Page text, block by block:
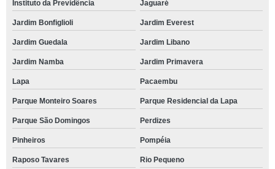
Instituto da Previdência Jaguaré
Jardim Bonfiglioli Jardim Everest
Jardim Guedala Jardim Libano
Jardim Namba Jardim Primavera
Lapa Pacaembu
Parque Monteiro Soares Parque Residencial da Lapa
Parque São Domingos Perdizes
Pinheiros Pompéia
Raposo Tavares Rio Pequeno